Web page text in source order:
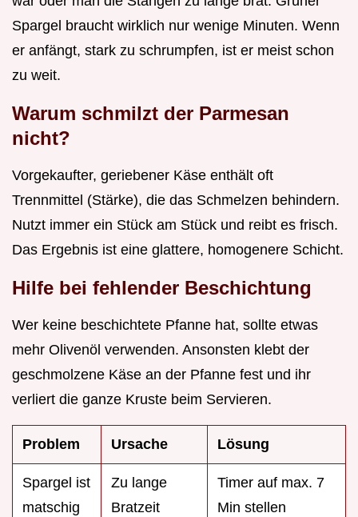
Spargel braucht wirklich nur wenige Minuten. Wenn
er anfängt, stark zu schrumpfen, ist er meist schon
zu weit.
Warum schmilzt der Parmesan
nicht?
Vorgekaufter, geriebener Käse enthält oft
Trennmittel (Stärke), die das Schmelzen behindern.
Nutzt immer ein Stück am Stück und reibt es frisch.
Das Ergebnis ist eine glattere, homogenere Schicht.
Hilfe bei fehlender Beschichtung
Wer keine beschichtete Pfanne hat, sollte etwas
mehr Olivenöl verwenden. Ansonsten klebt der
geschmolzene Käse an der Pfanne fest und ihr
verliert die ganze Kruste beim Servieren.
Problem Ursache Lösung
Spargel ist
matschig
Zu lange
Bratzeit
Timer auf max. 7
Min stellen